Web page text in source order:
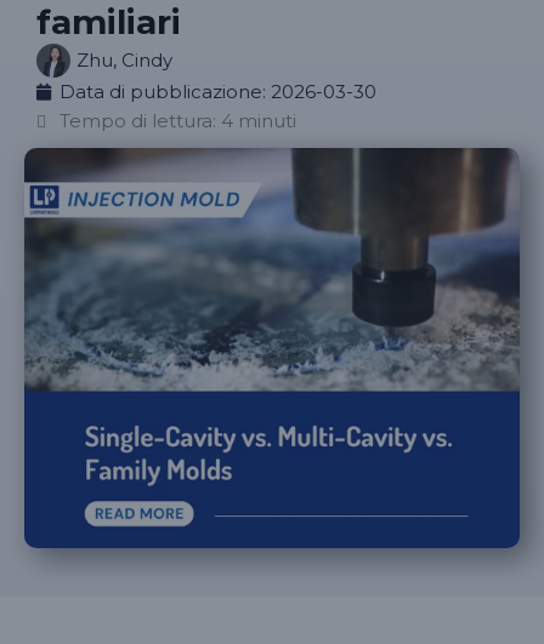
familiari
Zhu, Cindy
Data di pubblicazione: 2026-03-30
Tempo di lettura: 4 minuti